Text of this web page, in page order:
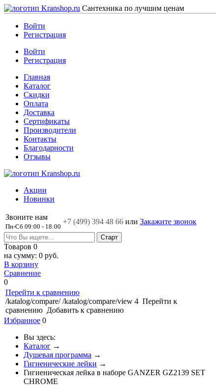
Сантехника по лучшим ценам
Войти
Регистрация
Войти
Регистрация
Главная
Каталог
Скидки
Оплата
Доставка
Сертификаты
Производители
Контакты
Благодарности
Отзывы
Акции
Новинки
Звоните нам
Пн-Сб 09:00 - 18:00
+7 (499) 394 48 66 или Закажите звонок
Товаров 0
на сумму: 0 руб.
В корзину
Сравнение
0
Перейти к сравнению
/katalog/compare/ /katalog/compare/view 4 Перейти к
сравнению Добавить к сравнению
Избранное 0
Вы здесь:
Каталог →
Душевая программа →
Гигиенические лейки →
Гигиеническая лейка в наборе GANZER GZ2139 SET
CHROME